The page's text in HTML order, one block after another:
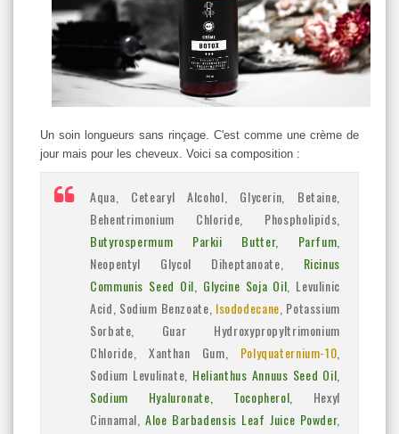
Un soin longueurs sans rinçage. C'est comme une crème de
jour mais pour les cheveux. Voici sa composition :
Aqua, Cetearyl Alcohol, Glycerin, Betaine,
Behentrimonium Chloride, Phospholipids,
Butyrospermum Parkii Butter, Parfum
Neopentyl Glycol Diheptanoate, Ricinus
Communis Seed Oil, Glycine Soja Oil , Levulinic
Acid, Sodium Benzoate, Isododecane , Potassium
Sorbate, Guar Hydroxypropyltrimonium
Chloride, Xanthan Gum, Polyquaternium-10
Sodium Levulinate, Helianthus Annuus Seed Oil,
Sodium Hyaluronate, Tocopherol,
Hexyl
Cinnamal,Aloe Barbadensis Leaf Juice Powder,